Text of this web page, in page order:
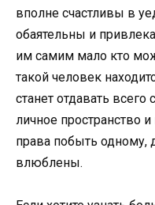
вполне счастливы в
обаятельны и
им самим мало кто
такой человек
станет отдавать
личное пространство
права побыть одному,
влюблены.